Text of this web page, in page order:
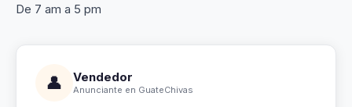
De 7 am a 5 pm
👤 Vendedor
Anunciante en GuateChivas